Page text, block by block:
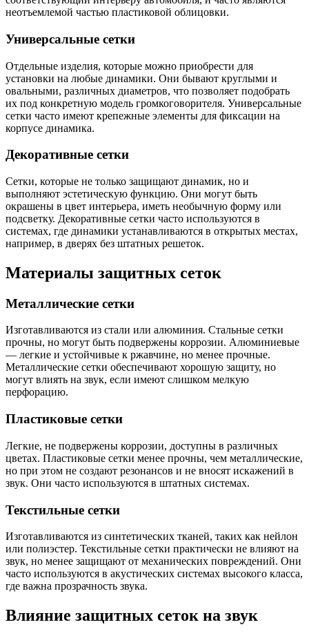
неотъемлемой частью пластиковой облицовки.
Универсальные сетки
Отдельные изделия, которые можно приобрести для
установки на любые динамики. Они бывают круглыми и
овальными, различных диаметров, что позволяет подобрать
их под конкретную модель громкоговорителя. Универсальные
сетки часто имеют крепежные элементы для фиксации на
корпусе динамика.
Декоративные сетки
Сетки, которые не только защищают динамик, но и
выполняют эстетическую функцию. Они могут быть
окрашены в цвет интерьера, иметь необычную форму или
подсветку. Декоративные сетки часто используются в
системах, где динамики устанавливаются в открытых местах,
например, в дверях без штатных решеток.
Материалы защитных сеток
Металлические сетки
Изготавливаются из стали или алюминия. Стальные сетки
прочны, но могут быть подвержены коррозии. Алюминиевые
— легкие и устойчивые к ржавчине, но менее прочные.
Металлические сетки обеспечивают хорошую защиту, но
могут влиять на звук, если имеют слишком мелкую
перфорацию.
Пластиковые сетки
Легкие, не подвержены коррозии, доступны в различных
цветах. Пластиковые сетки менее прочны, чем металлические,
но при этом не создают резонансов и не вносят искажений в
звук. Они часто используются в штатных системах.
Текстильные сетки
Изготавливаются из синтетических тканей, таких как нейлон
или полиэстер. Текстильные сетки практически не влияют на
звук, но менее защищают от механических повреждений. Они
часто используются в акустических системах высокого класса,
где важна прозрачность звука.
Влияние защитных сеток на звук